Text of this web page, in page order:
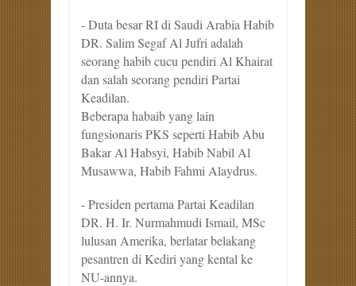
- Duta besar RI di Saudi Arabia Habib
DR. Salim Segaf Al Jufri adalah
seorang habib cucu pendiri Al Khairat
dan salah seorang pendiri Partai
Keadilan.
Beberapa habaib yang lain
fungsionaris PKS seperti Habib Abu
Bakar Al Habsyi, Habib Nabil Al
Musawwa, Habib Fahmi Alaydrus.
- Presiden pertama Partai Keadilan
DR. H. Ir. Nurmahmudi Ismail, MSc
lulusan Amerika, berlatar belakang
pesantren di Kediri yang kental ke
NU-annya.